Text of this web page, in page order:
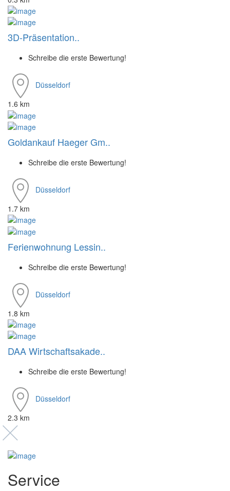
3D-Präsentation..
Schreibe die erste Bewertung!
Düsseldorf
1.6 km
Goldankauf Haeger Gm..
Schreibe die erste Bewertung!
Düsseldorf
1.7 km
Ferienwohnung Lessin..
Schreibe die erste Bewertung!
Düsseldorf
1.8 km
DAA Wirtschaftsakade..
Schreibe die erste Bewertung!
Düsseldorf
2.3 km
Service